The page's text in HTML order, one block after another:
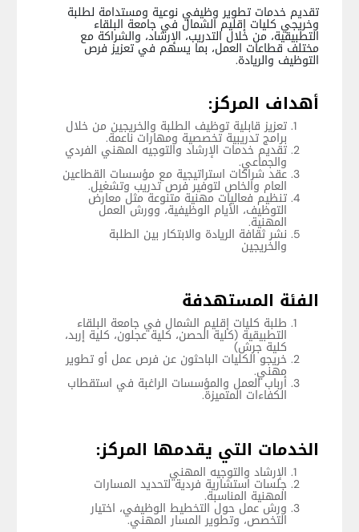
تقديم خدمات تطوير وظيفي نوعية ومستدامة لطلبة
وخريجي كليات إقليم الشمال في جامعة البلقاء
التطبيقية، من خلال التدريب، الإرشاد، والشراكة مع
مختلف قطاعات العمل، بما يسهم في تعزيز فرص
التوظيف والريادة.
أهداف المركز:
تعزيز قابلية توظيف الطلبة والخريجين من خلال
برامج تدريبية تخصصية ومهارات ناعمة.
تقديم خدمات الإرشاد والتوجيه المهني الفردي
والجماعي.
عقد شراكات استراتيجية مع مؤسسات القطاعين
العام والخاص لتوفير فرص تدريب وتشغيل.
تنظيم فعاليات مهنية متنوعة مثل معارض
التوظيف، الأيام الوظيفية، وورش العمل
المهنية.
نشر ثقافة الريادة والابتكار بين الطلبة
والخريجين
الفئة المستهدفة
طلبة كليات إقليم الشمال في جامعة البلقاء
التطبيقية (كلية الحصن، كلية عجلون، كلية إربد،
كلية جرش)
خريجو الكليات الباحثون عن فرص عمل أو تطوير
مهني.
أرباب العمل والمؤسسات الراغبة في استقطاب
الكفاءات المتميزة.
الخدمات التي يقدمها المركز:
الإرشاد والتوجيه المهني
جلسات استشارية فردية لتحديد المسارات
المهنية المناسبة.
ورش عمل حول التخطيط الوظيفي، اختيار
التخصص، وتطوير المسار المهني.